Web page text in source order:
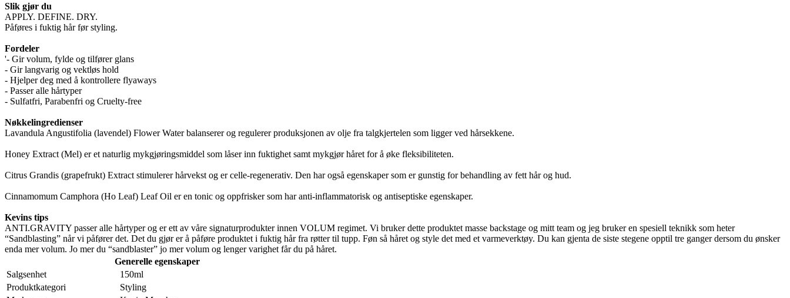
Slik gjør du
APPLY. DEFINE. DRY.
Påføres i fuktig hår før styling.
Fordeler
'- Gir volum, fylde og tilfører glans
- Gir langvarig og vektløs hold
- Hjelper deg med å kontrollere flyaways
- Passer alle hårtyper
- Sulfatfri, Parabenfri og Cruelty-free
Nøkkelingredienser
Lavandula Angustifolia (lavendel) Flower Water balanserer og regulerer produksjonen av olje fra talgkjertelen som ligger ved hårsekkene.
Honey Extract (Mel) er et naturlig mykgjøringsmiddel som låser inn fuktighet samt mykgjør håret for å øke fleksibiliteten.
Citrus Grandis (grapefrukt) Extract stimulerer hårvekst og er celle-regenerativ. Den har også egenskaper som er gunstig for behandling av fett hår og hud.
Cinnamomum Camphora (Ho Leaf) Leaf Oil er en tonic og oppfrisker som har anti-inflammatorisk og antiseptiske egenskaper.
Kevins tips
ANTI.GRAVITY passer alle hårtyper og er ett av våre signaturprodukter innen VOLUM regimet. Vi bruker dette produktet masse backstage og mitt team og jeg bruker en spesiell teknikk som heter
“Sandblasting” når vi påfører det. Det du gjør er å påføre produktet i fuktig hår fra røtter til tupp. Føn så håret og style det med et varmeverktøy. Du kan gjenta de siste stegene opptil tre ganger dersom du ønsker
enda mer volum. Jo mer du “sandblaster” jo mer volum og lenger varighet får du på håret.
Generelle egenskaper
Salgsenhet
150ml
Produktkategori
Styling